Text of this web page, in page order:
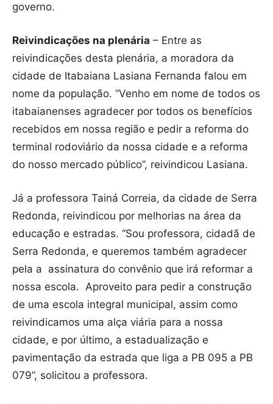
governo.
Reivindicações na plenária – Entre as
reivindicações desta plenária, a moradora da
cidade de Itabaiana Lasiana Fernanda falou em
nome da população. “Venho em nome de todos os
itabaianenses agradecer por todos os benefícios
recebidos em nossa região e pedir a reforma do
terminal rodoviário da nossa cidade e a reforma
do nosso mercado público”, reivindicou Lasiana.
Já a professora Tainá Correia, da cidade de Serra
Redonda, reivindicou por melhorias na área da
educação e estradas. “Sou professora, cidadã de
Serra Redonda, e queremos também agradecer
pela a assinatura do convênio que irá reformar a
nossa escola. Aproveito para pedir a construção
de uma escola integral municipal, assim como
reivindicamos uma alça viária para a nossa
cidade, e por último, a estadualização e
pavimentação da estrada que liga a PB 095 a PB
079”, solicitou a professora.